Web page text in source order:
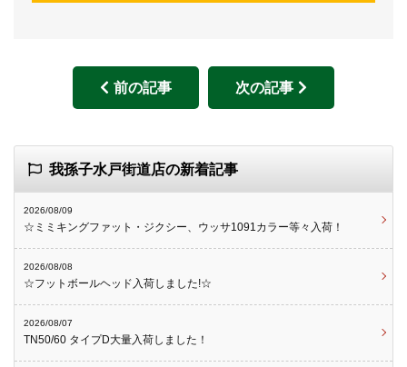
前の記事 次の記事
我孫子水戸街道店の新着記事
2026/08/09
☆ミミキングファット・ジクシー、ウッサ1091カラー等々入荷！
2026/08/08
☆フットボールヘッド入荷しました!☆
2026/08/07
TN50/60 タイプD大量入荷しました！